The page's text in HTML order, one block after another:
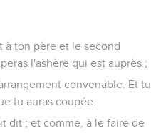
à ton père et le second
l'ashère qui est auprès ;
convenable. Et tu
tu auras coupée.
dit ; et comme, à le faire de